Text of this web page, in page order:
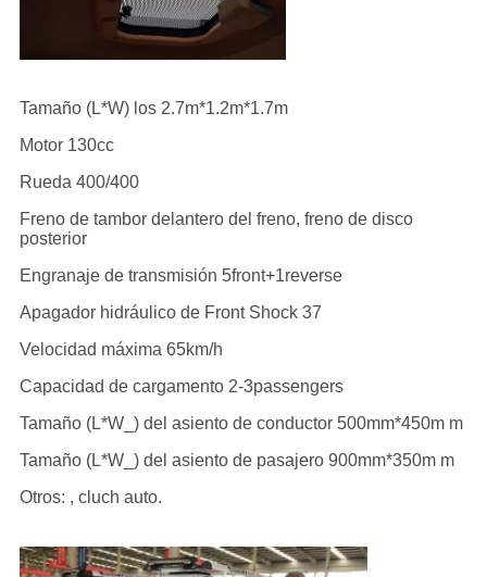
Tamaño (L*W) los 2.7m*1.2m*1.7m
Motor 130cc
Rueda 400/400
Freno de tambor delantero del freno, freno de disco
posterior
Engranaje de transmisión 5front+1reverse
Apagador hidráulico de Front Shock 37
Velocidad máxima 65km/h
Capacidad de cargamento 2-3passengers
Tamaño (L*W_) del asiento de conductor 500mm*450m m
Tamaño (L*W_) del asiento de pasajero 900mm*350m m
Otros: , cluch auto.